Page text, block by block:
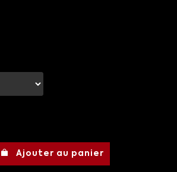
Ajouter au panier